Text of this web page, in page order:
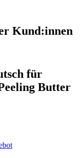
Kund:innen
für
Butter